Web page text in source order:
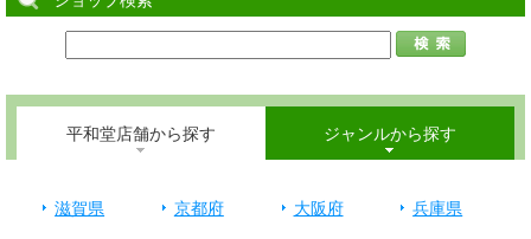
平和堂店舗から探す ジャンルから探す
滋賀県 京都府 大阪府
兵庫県